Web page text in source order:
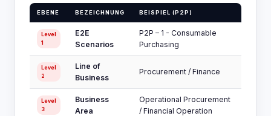
EBENE BEZEICHNUNG BEISPIEL (P2P)
Level
1
E2E
Scenarios
P2P – 1 - Consumable
Purchasing
Level
2
Line of
Business
Procurement / Finance
Level
3
Business
Area
Operational Procurement
/ Financial Operation